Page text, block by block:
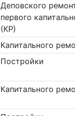
Деповского
первого
(КР)
Капитального
Постройки
Капитального